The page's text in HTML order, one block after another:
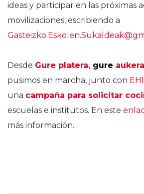
ideas y participar en las próximas
movilizaciones, escribiendo a
Desde Gure platera, gure aukera
pusimos en marcha, junto con
una campaña para solicitar
escuelas e institutos. En este
más información.